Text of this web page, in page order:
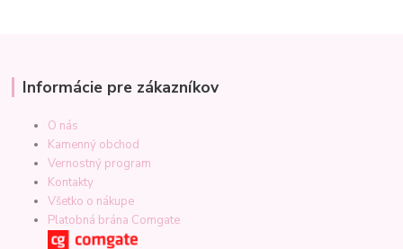
Informácie pre zákazníkov
O nás
Kamenný obchod
Vernostný program
Kontakty
Všetko o nákupe
Platobná brána Comgate